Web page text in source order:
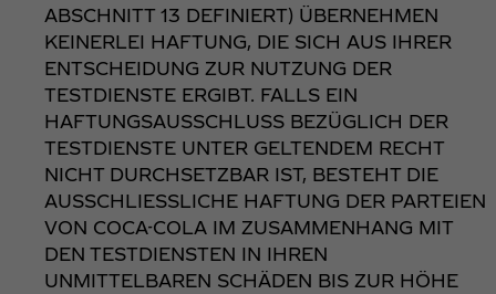
ABSCHNITT 13 DEFINIERT) ÜBERNEHMEN
KEINERLEI HAFTUNG, DIE SICH AUS IHRER
ENTSCHEIDUNG ZUR NUTZUNG DER
TESTDIENSTE ERGIBT. FALLS EIN
HAFTUNGSAUSSCHLUSS BEZÜGLICH DER
TESTDIENSTE UNTER GELTENDEM RECHT
NICHT DURCHSETZBAR IST, BESTEHT DIE
AUSSCHLIESSLICHE HAFTUNG DER PARTEIEN
VON COCA-COLA IM ZUSAMMENHANG MIT
DEN TESTDIENSTEN IN IHREN
UNMITTELBAREN SCHÄDEN BIS ZUR HÖHE